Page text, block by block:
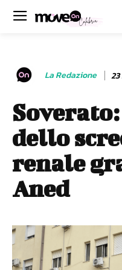
La Redazione
dello
renale
Aned